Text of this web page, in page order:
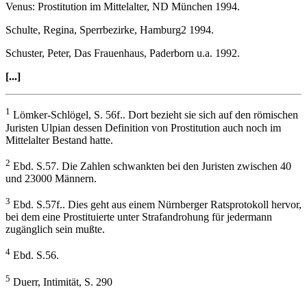
Venus: Prostitution im Mittelalter, ND München 1994.
Schulte, Regina, Sperrbezirke, Hamburg2 1994.
Schuster, Peter, Das Frauenhaus, Paderborn u.a. 1992.
[...]
1 Lömker-Schlögel, S. 56f.. Dort bezieht sie sich auf den römischen
Juristen Ulpian dessen Definition von Prostitution auch noch im
Mittelalter Bestand hatte.
2 Ebd. S.57. Die Zahlen schwankten bei den Juristen zwischen 40
und 23000 Männern.
3 Ebd. S.57f.. Dies geht aus einem Nürnberger Ratsprotokoll hervor,
bei dem eine Prostituierte unter Strafandrohung für jedermann
zugänglich sein mußte.
4 Ebd. S.56.
5 Duerr, Intimität, S. 290